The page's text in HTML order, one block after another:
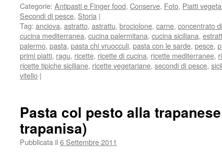
Categorie: Antipasti e Finger food, Conserve, Foto, Piatti
Secondi di pesce, Storia |
Tag: anciova, astratto, astrattu, brociolone, carne, concentrato
cucina mediterranea, cucina palermitana, cucina siciliana,
palermo, pasta, pasta chi vruocculi, pasta con le sarde, pesce,
primi piatti, ragu, ricette, ricette di cucina, ricette mediterranee,
ricette tipiche siciliane, ricette vegetariane, secondi di pesce,
vitello |
Pasta col pesto alla
trapanisa)
Pubblicata il 6 Settembre 2011